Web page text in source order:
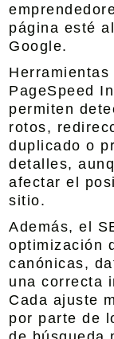
página esté
Google.
PageSpeed
permiten
rotos,
duplicado o
detalles,
afectar el
sitio.
Además, el
optimización
canónicas,
una correcta
Cada ajuste
por parte de